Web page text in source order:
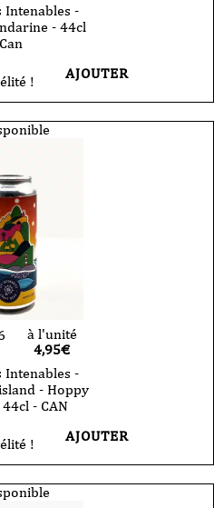
Intenables -
- 44cl
Can
! AJOUTER
à l'unité
4,95€
Intenables -
- Hoppy
- CAN
! AJOUTER